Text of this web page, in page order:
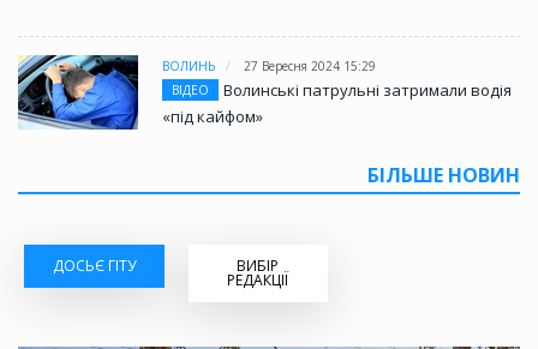
ВОЛИНЬ
27 Вересня 2024 15:29
ВІДЕО
Волинські патрульні затримали водія
«під кайфом»
БІЛЬШЕ НОВИН
ДОСЬЄ ГІТУ ВИБІР
РЕДАКЦІЇ